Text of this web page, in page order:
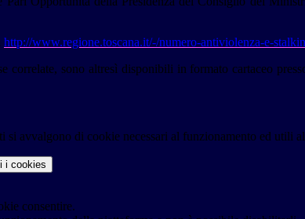
http://www.regione.toscana.it/-/numero-antiviolenza-e-
correlate, sono altresì disponibili in formato cartaceo
si avvalgono di cookie necessari al funzionamento ed utili
i cookies
consentire.